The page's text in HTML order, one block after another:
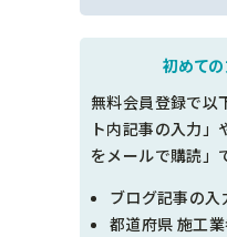
品質管理
出来形管理
工程管理
土木設計
現場問題点
初めて
無料会員登録で以
ト内記事の入力」
をメールで購読」
ブログ記事の入
都道府県 施工